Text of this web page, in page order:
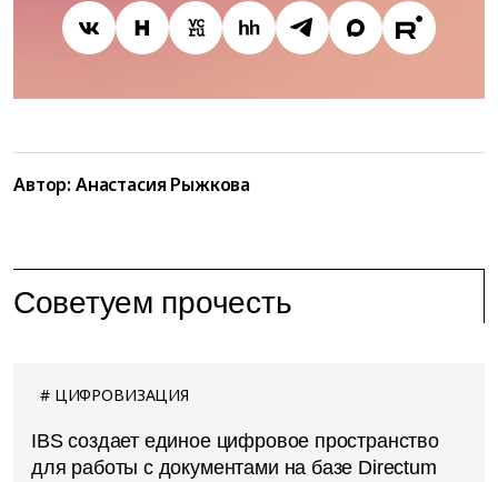
Автор: Анастасия Рыжкова
Советуем прочесть
ЦИФРОВИЗАЦИЯ
IBS создает единое цифровое пространство
для работы с документами на базе Directum